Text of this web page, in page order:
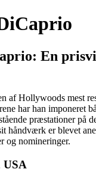
En
af Hollywoods mest
har han imponeret
præstationer på
håndværk er blevet
og nomineringer.
USA